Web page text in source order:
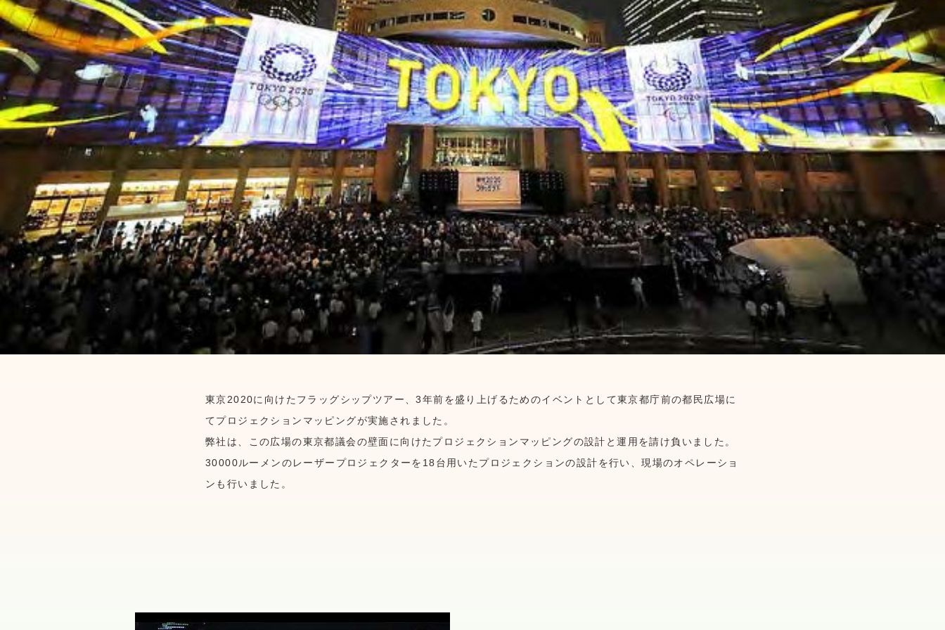
RENTAL
COMPANY
RECRUIT
東京2020に向けたフラッグシップツアー、3年前を盛り上げるためのイベントとして東京都庁前の都民広場に
てプロジェクションマッピングが実施されました。
弊社は、この広場の東京都議会の壁面に向けたプロジェクションマッピングの設計と運用を請け負いました。
30000ルーメンのレーザープロジェクターを18台用いたプロジェクションの設計を行い、現場のオペレーショ
ンも行いました。